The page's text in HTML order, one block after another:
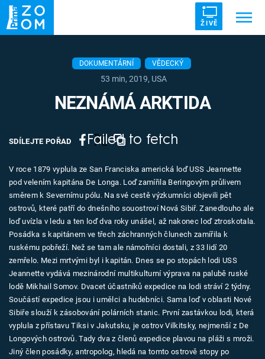
ŽIVĚ
ZRÁDCI UFO DRUHÁ SVĚTOVÁ VÁLKA
VETŘELCI DÁVNOVĚKU
Témata
Pořady
TV Program
Časopis
Sledujte prima+
Přihlášení
DOKUMENTÁRNÍ VĚDECKÝ
53 min, 2019, USA
NEZNÁMÁ ARKTIDA
Failed to fetch
SDÍLEJTE POŘAD
V roce 1879 vyplula ze San Franciska americká loď USS Jeannette
pod velením kapitána De Longa. Loď zamířila Beringovým průlivem
směrem k Severnímu pólu. Na své cestě výzkumníci objevili pět
ostrovů, které patří do dnešního souostroví Nová Sibiř. Zanedlouho ale
loď uvízla v ledu a ten loď dva roky unášel, až nakonec loď ztroskotala.
Posádka s kapitánem ve třech záchranných člunech zamířila k
ruskému pobřeží. Než se tam ale námořníci dostali, z 33 lidí 20
zemřelo. Mezi mrtvými byl i kapitán. Dnes se po stopách lodi USS
Jeannette vydává mezinárodní multikulturní výprava na palubě ruské
lodě Mikhail Somov. Dvacet účastníků expedice na lodi stráví 2 týdny.
Součástí expedice jsou i umělci a hudebníci. Sama loď v oblasti Nové
Sibiře slouží k zásobování polárních stanic. První zastávkou lodi, která
vyplula z přístavu Tiksi v Jakutsku, je ostrov Vilkitsky, nejmenší z De
Longových ostrovů. Tady dva z členů expedice plavou na pláži s mroži.
Jiný člen posádky, antropolog, hledá na tomto ostrově stopy po